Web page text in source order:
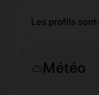
Les profils
Météo